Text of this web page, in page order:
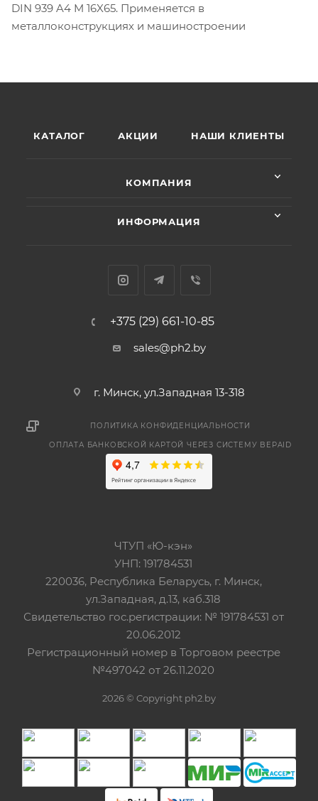
DIN 939 A4 M 16X65. Применяется в
металлоконструкциях и машиностроении
КАТАЛОГ АКЦИИ НАШИ КЛИЕНТЫ
КОМПАНИЯ
ИНФОРМАЦИЯ
+375 (29) 661-10-85
sales@ph2.by
г. Минск, ул.Западная 13-318
ПОЛИТИКА КОНФИДЕНЦИАЛЬНОСТИ
ОПЛАТА БАНКОВСКОЙ КАРТОЙ ЧЕРЕЗ СИСТЕМУ BEPAID
ЧТУП «Ю-кэн»
УНП: 191784531
220036, Республика Беларусь, г. Минск,
ул.Западная, д.13, каб.318
Свидетельство гос.регистрации: № 191784531 от
20.06.2012
Регистрационный номер в Торговом реестре
№497042 от 26.11.2020
2026 © Copyright ph2.by